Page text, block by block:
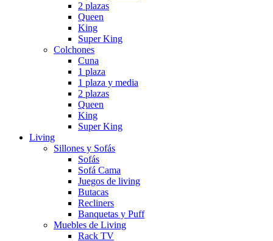
2 plazas
Queen
King
Super King
Colchones
Cuna
1 plaza
1 plaza y media
2 plazas
Queen
King
Super King
Living
Sillones y Sofás
Sofás
Sofá Cama
Juegos de living
Butacas
Recliners
Banquetas y Puff
Muebles de Living
Rack TV